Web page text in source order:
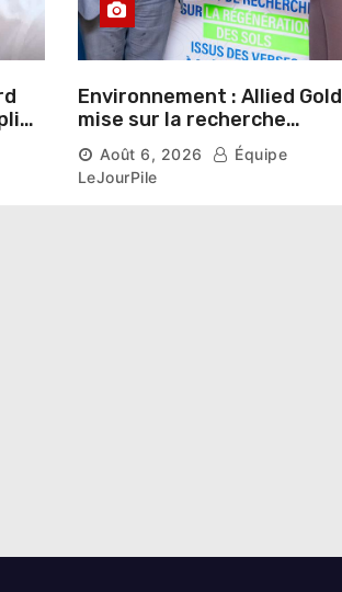
Environnement : Allied Gold
mise sur la recherche
scientifique pour restaurer
les sols de ses sites miniers
Août 6, 2026
Équipe
LeJourPile